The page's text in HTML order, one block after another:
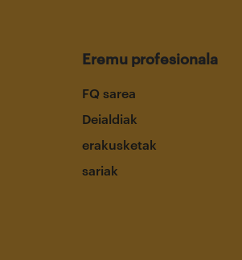
Eremu profesionala
FQ sarea
Deialdiak
erakusketak
sariak